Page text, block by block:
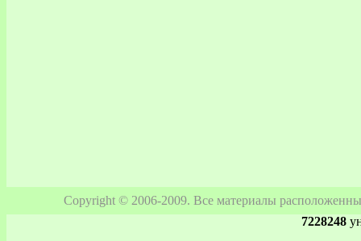
Copyright © 2006-2009. Все материалы
7228248